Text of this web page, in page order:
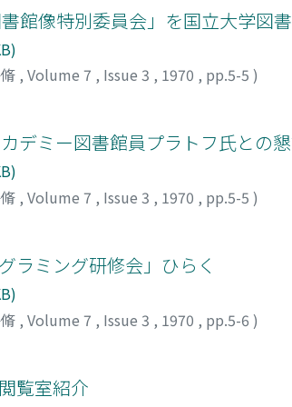
館像特別委員会」を国立大学図
, Volume 7 , Issue 3 , 1970 , pp.5-5 )
デミー図書館員プラトフ氏との
, Volume 7 , Issue 3 , 1970 , pp.5-5 )
ラミング研修会」ひらく
, Volume 7 , Issue 3 , 1970 , pp.5-6 )
覧室紹介